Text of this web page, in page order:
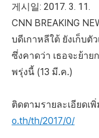
게시일: 2017. 3. 11.
CNN BREAKING
บดีเกาหลีใต้ ยังเก็บตั
ซึ่งคาดว่า เธอจะย้า
พรุ่งนี้ (13 มี.ค.)
ติดตามรายละเอียดเ
o.th/th/2017/0/